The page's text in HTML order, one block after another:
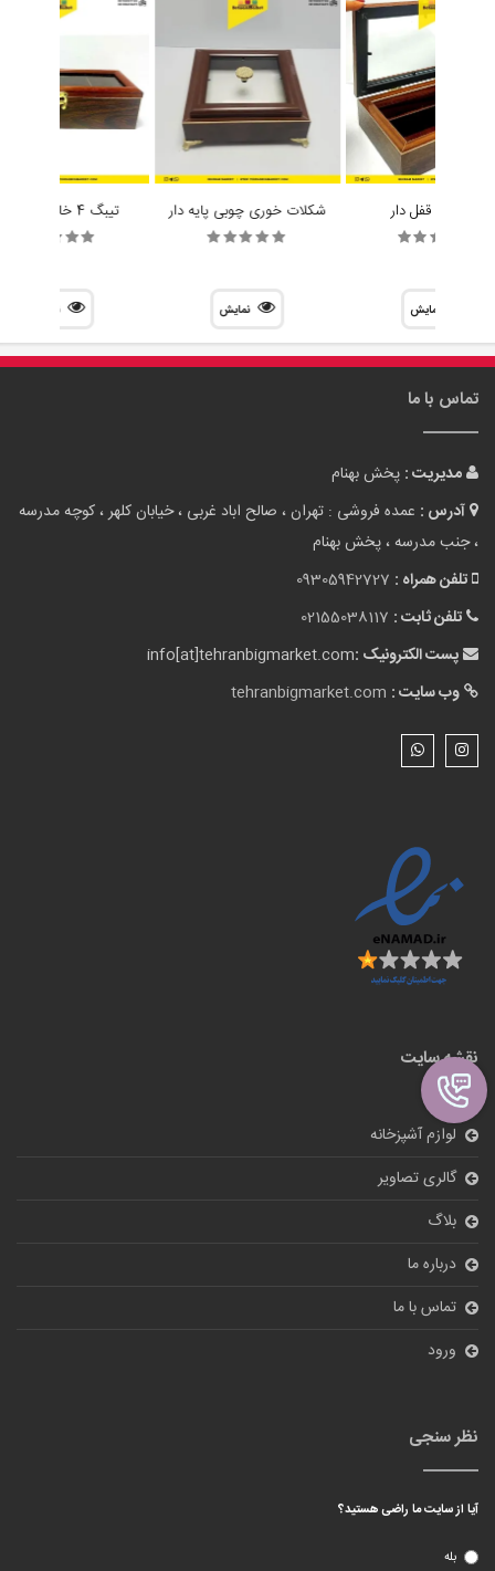
جا کاردی قفل دار
نمایش
شکلات خوری چوبی پایه دار
نمایش
تیبگ 4 خانه مستطیل
تماس با ما
مدیریت : پخش بهنام
آدرس : عمده فروشی : تهران ، صالح اباد غربی ، خیابان کلهر ، کوچه مدرسه
، جنب مدرسه ، پخش بهنام
تلفن همراه : 09305942727
تلفن ثابت : 02155038117
پست الکترونیک :info[at]tehranbigmarket.com
وب سایت : tehranbigmarket.com
نقشه سایت
لوازم آشپزخانه
گالری تصاویر
بلاگ
درباره ما
تماس با ما
ورود
نظر سنجی
آیا از سایت ما راضی هستید؟
بله